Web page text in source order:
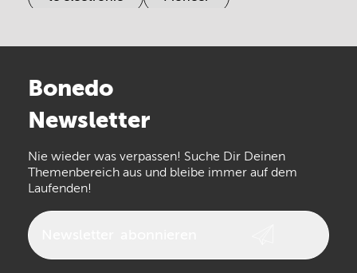
Arturia
the t.bone
Walrus Audio Epiphone
Bonedo
Newsletter
Nie wieder was verpassen! Suche Dir Deinen
Themenbereich aus und bleibe immer auf dem
Laufenden!